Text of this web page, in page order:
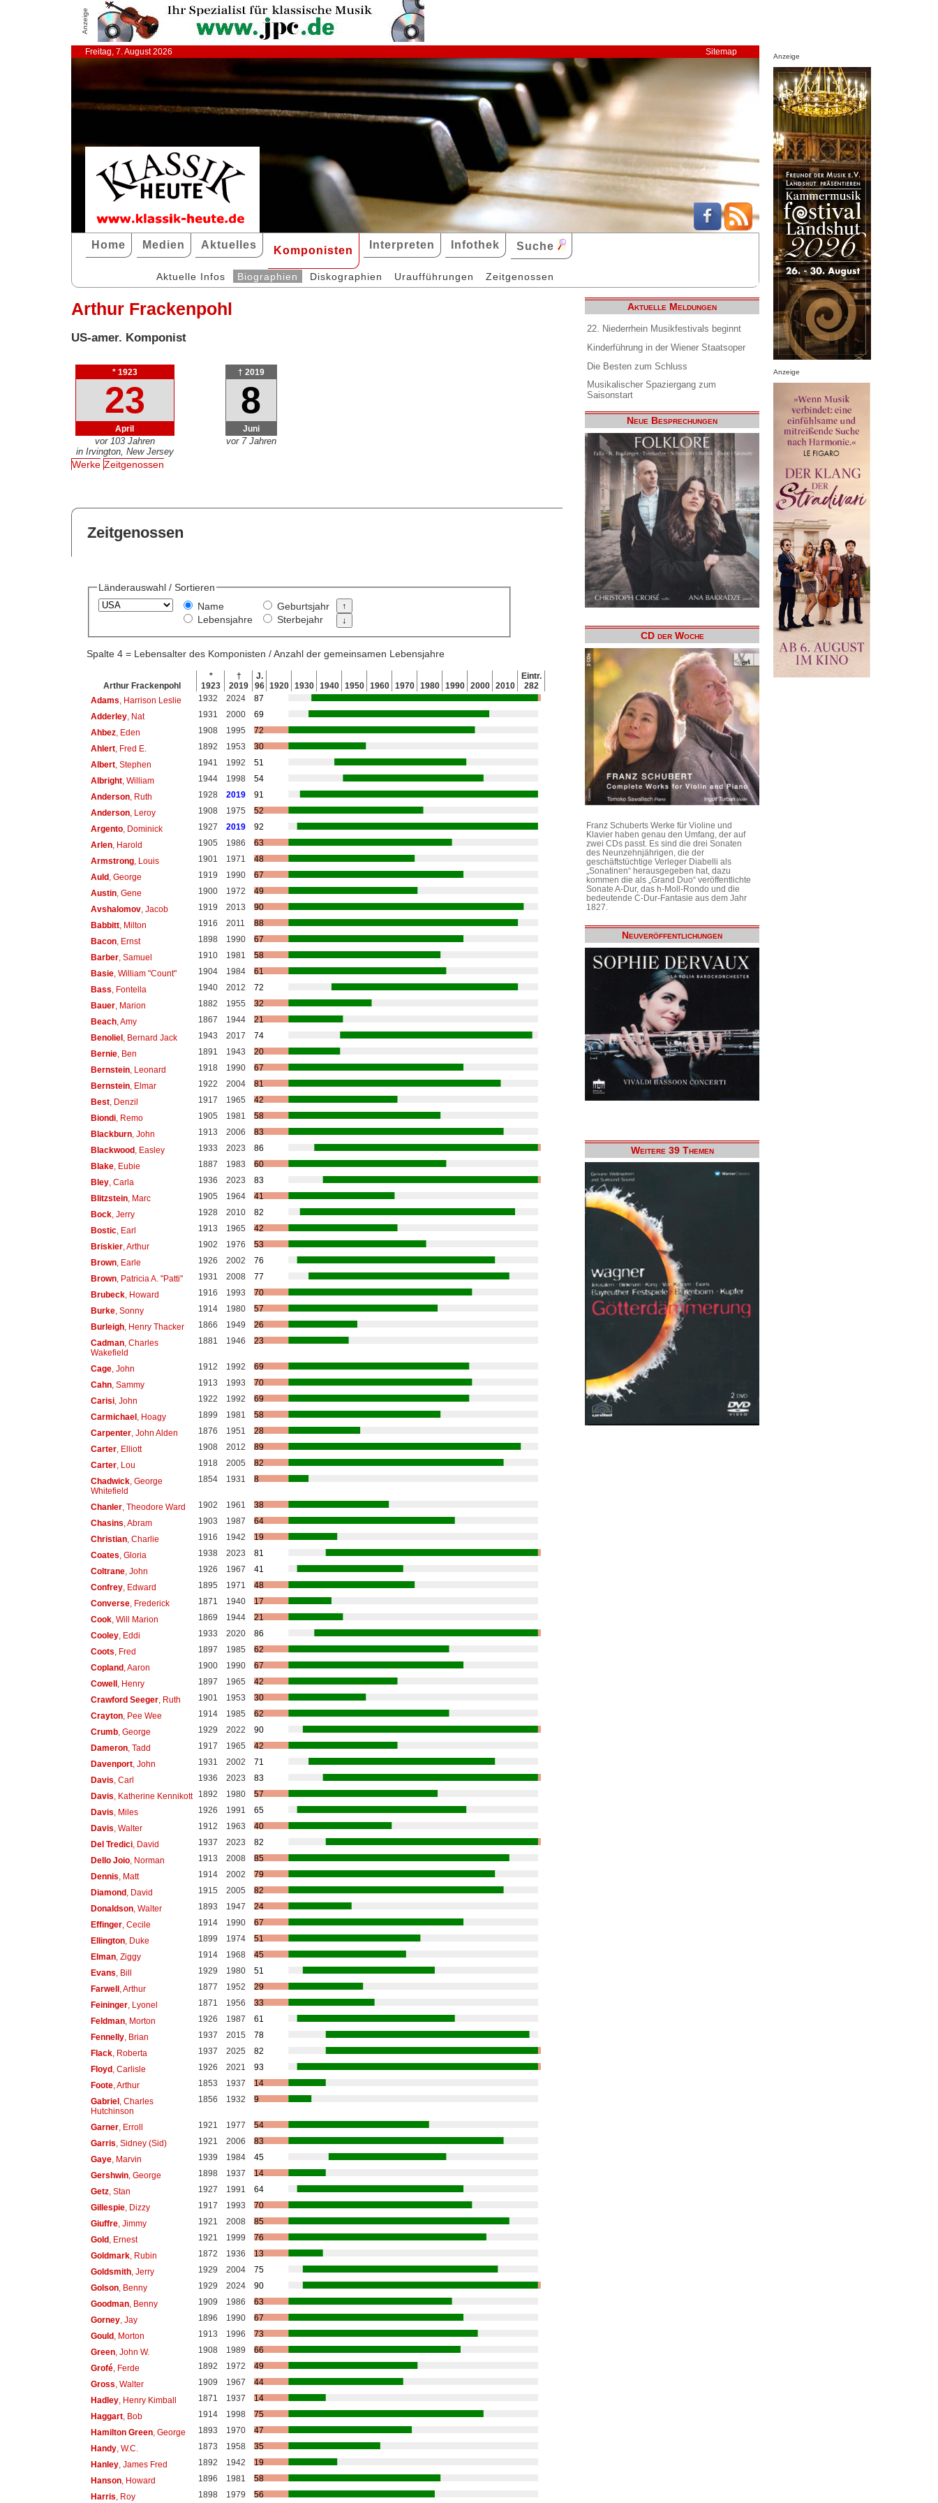
Anzeige
Freitag, 7. August 2026 Sitemap
Home Medien Aktuelles Komponisten Interpreten Infothek Suche
Aktuelle Infos Biographien Diskographien Uraufführungen Zeitgenossen
Arthur Frackenpohl
US-amer. Komponist
* 1923
23
April
vor 103 Jahren
in Irvington, New Jersey
† 2019
8
Juni
vor 7 Jahren
Werke Zeitgenossen
Zeitgenossen
Länderauswahl / Sortieren
Name
Lebensjahre
Geburtsjahr
Sterbejahr
Spalte 4 = Lebensalter des Komponisten / Anzahl der gemeinsamen Lebensjahre
Arthur Frackenpohl
*
1923
†
2019
J.
96 1920 1930 1940 1950 1960 1970 1980 1990 2000 2010
Eintr.
282
Adams , Harrison Leslie 1932 2024
87
Adderley, Nat 1931 2000
69
Ahbez, Eden 1908 1995
72
Ahlert, Fred E. 1892 1953
30
Albert, Stephen 1941 1992
51
Albright, William 1944 1998
54
Anderson, Ruth 1928 2019
91
Anderson, Leroy 1908 1975
52
Argento, Dominick 1927 2019
92
Arlen, Harold 1905 1986
63
Armstrong, Louis 1901 1971
48
Auld, George 1919 1990
67
Austin, Gene 1900 1972
49
Avshalomov, Jacob 1919 2013
90
Babbitt, Milton 1916 2011
88
Bacon, Ernst 1898 1990
67
Barber, Samuel 1910 1981
58
Basie, William "Count" 1904 1984
61
Bass , Fontella 1940 2012
72
Bauer, Marion 1882 1955
32
Beach, Amy 1867 1944
21
Benoliel, Bernard Jack 1943 2017
74
Bernie, Ben 1891 1943
20
Bernstein, Leonard 1918 1990
67
Bernstein, Elmar 1922 2004
81
Best, Denzil 1917 1965
42
Biondi, Remo 1905 1981
58
Blackburn, John 1913 2006
83
Blackwood, Easley 1933 2023
86
Blake, Eubie 1887 1983
60
Bley, Carla 1936 2023
83
Blitzstein, Marc 1905 1964
41
Bock, Jerry 1928 2010
82
Bostic, Earl 1913 1965
42
Briskier, Arthur 1902 1976
53
Brown, Earle 1926 2002
76
Brown, Patricia A. "Patti" 1931 2008
77
Brubeck, Howard 1916 1993
70
Burke, Sonny 1914 1980
57
Burleigh, Henry Thacker 1866 1949
26
Cadman, Charles
Wakefield
1881 1946 23
Cage, John 1912 1992
69
Cahn, Sammy 1913 1993
70
Carisi, John 1922 1992
69
Carmichael, Hoagy 1899 1981
58
Carpenter, John Alden 1876 1951
28
Carter, Elliott 1908 2012
89
Carter, Lou 1918 2005
82
Chadwick, George
Whitefield
1854 1931 8
Chanler, Theodore Ward 1902 1961
38
Chasins , Abram 1903 1987
64
Christian, Charlie 1916 1942
19
Coates , Gloria 1938 2023
81
Coltrane, John 1926 1967
41
Confrey, Edward 1895 1971
48
Converse, Frederick 1871 1940
17
Cook, Will Marion 1869 1944
21
Cooley, Eddi 1933 2020
86
Coots , Fred 1897 1985
62
Copland, Aaron 1900 1990
67
Cowell, Henry 1897 1965
42
Crawford Seeger, Ruth 1901 1953
30
Crayton, Pee Wee 1914 1985
62
Crumb, George 1929 2022
90
Dameron, Tadd 1917 1965
42
Davenport, John 1931 2002
71
Davis , Carl 1936 2023
83
Davis , Katherine Kennikott 1892 1980
57
Davis , Miles 1926 1991
65
Davis , Walter 1912 1963
40
Del Tredici, David 1937 2023
82
Dello Joio, Norman 1913 2008
85
Dennis , Matt 1914 2002
79
Diamond, David 1915 2005
82
Donaldson, Walter 1893 1947
24
Effinger, Cecile 1914 1990
67
Ellington, Duke 1899 1974
51
Elman, Ziggy 1914 1968
45
Evans , Bill 1929 1980
51
Farwell, Arthur 1877 1952
29
Feininger, Lyonel 1871 1956
33
Feldman, Morton 1926 1987
61
Fennelly, Brian 1937 2015
78
Flack, Roberta 1937 2025
82
Floyd, Carlisle 1926 2021
93
Foote, Arthur 1853 1937
14
Gabriel, Charles
Hutchinson
1856 1932 9
Garner, Erroll 1921 1977
54
Garris , Sidney (Sid) 1921 2006
83
Gaye, Marvin 1939 1984
45
Gershwin, George 1898 1937
14
Getz, Stan 1927 1991
64
Gillespie, Dizzy 1917 1993
70
Giuffre, Jimmy 1921 2008
85
Gold, Ernest 1921 1999
76
Goldmark, Rubin 1872 1936
13
Goldsmith, Jerry 1929 2004
75
Golson, Benny 1929 2024
90
Goodman, Benny 1909 1986
63
Gorney, Jay 1896 1990
67
Gould, Morton 1913 1996
73
Green, John W. 1908 1989
66
Grofé, Ferde 1892 1972
49
Gross , Walter 1909 1967
44
Hadley, Henry Kimball 1871 1937
14
Haggart, Bob 1914 1998
75
Hamilton Green, George 1893 1970
47
Handy, W.C. 1873 1958
35
Hanley, James Fred 1892 1942
19
Hanson, Howard 1896 1981
58
Harris , Roy 1898 1979 56
Aktuelle Meldungen
22. Niederrhein Musikfestivals beginnt
Kinderführung in der Wiener Staatsoper
Die Besten zum Schluss
Musikalischer Spaziergang zum
Saisonstart
Neue Besprechungen
CD der Woche
Franz Schuberts Werke für Violine und
Klavier haben genau den Umfang, der auf
zwei CDs passt. Es sind die drei Sonaten
des Neunzehnjährigen, die der
geschäftstüchtige Verleger Diabelli als
„Sonatinen“ herausgegeben hat, dazu
kommen die als „Grand Duo“ veröffentlichte
Sonate A-Dur, das h-Moll-Rondo und die
bedeutende C-Dur-Fantasie aus dem Jahr
1827.
Neuveröffentlichungen
Weitere 39 Themen
Anzeige
Anzeige